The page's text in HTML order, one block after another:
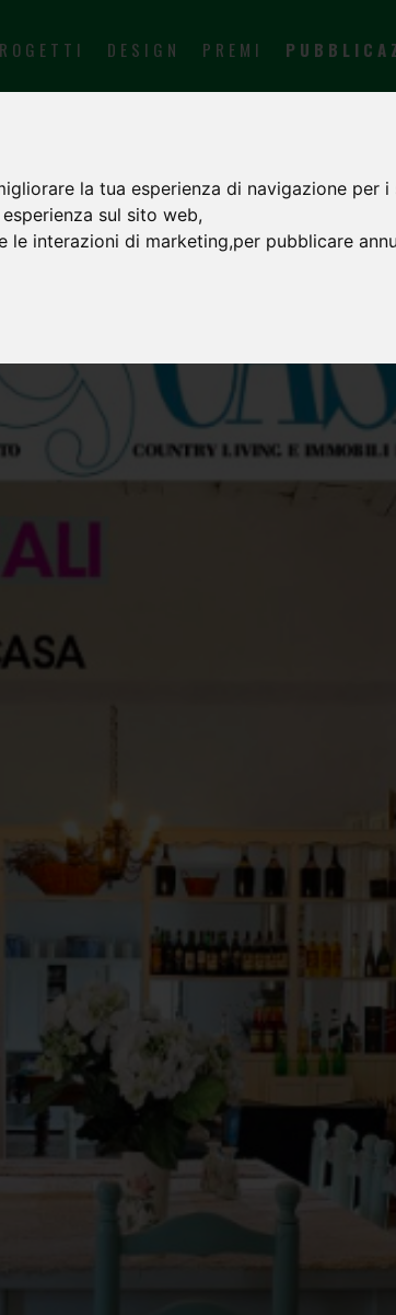
la tua esperienza di navigazione per i
sul sito web,
le interazioni di marketing,per pubblicare
DESIGN PREMI